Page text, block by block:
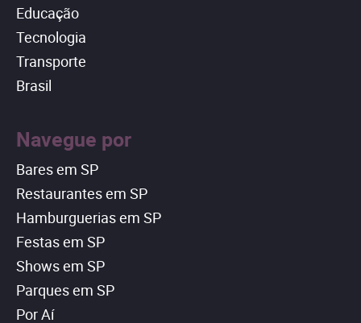
Educação
Tecnologia
Transporte
Brasil
Navegue por
Bares em SP
Restaurantes em SP
Hamburguerias em SP
Festas em SP
Shows em SP
Parques em SP
Por Aí